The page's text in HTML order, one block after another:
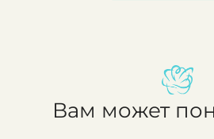
Вам может